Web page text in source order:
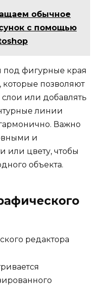
обычное
с помощью
под фигурные края
которые позволяют
или добавлять
линии
Важно
и
или цвету, чтобы
объекта.